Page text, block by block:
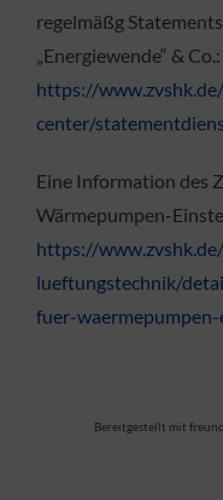
regelmäßg
„Energiewende“ & Co.:
https://
center/
Eine Information des
Wärmepumpen-
https://
lueftungstechnik/
fuer-
Bereitgestellt mit